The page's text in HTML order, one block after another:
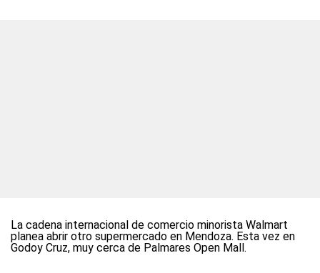
La cadena internacional de comercio minorista Walmart
planea abrir otro supermercado en Mendoza. Esta vez en
Godoy Cruz, muy cerca de Palmares Open Mall.